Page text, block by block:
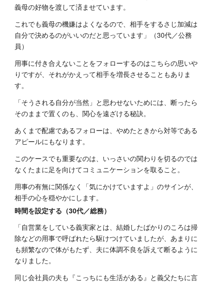
義母の好物を渡して済ませています。
これでも義母の機嫌はよくなるので、相手をするさじ加減は
自分で決めるのがいいのだと思っています」（30代／公務
員）
用事に付き合えないことをフォローするのはこちらの思いや
りですが、それがかえって相手を増長させることもありま
す。
「そうされる自分が当然」と思わせないためには、断ったら
そのままで置くのも、関心を遠ざける秘訣。
あくまで配慮であるフォローは、やめたときから対等である
アピールにもなります。
このケースでも重要なのは、いっさいの関わりを切るのでは
なくたまに足を向けてコミュニケーションを取ること。
用事の有無に関係なく「気にかけていますよ」のサインが、
相手の心を穏やかにします。
時間を設定する（30代／総務）
「自営業をしている義実家とは、結婚したばかりのころは掃
除などの用事で呼ばれたら駆けつけていましたが、あまりに
も頻繁なので体がもたず、夫に体調不良を訴えて断るように
なりました。
同じ会社員の夫も『こっちにも生活がある』と義父たちに言